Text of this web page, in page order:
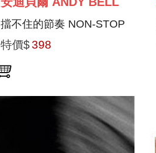
擋不住的節奏 NON-STOP
特價$398